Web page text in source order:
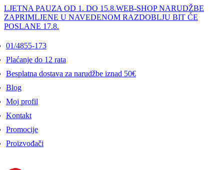
LJETNA PAUZA OD 1. DO 15.8.WEB-SHOP NARUDŽBE
ZAPRIMLJENE U NAVEDENOM RAZDOBLJU BIT ĆE
POSLANE 17.8.
01/4855-173
Plaćanje do 12 rata
Besplatna dostava za narudžbe iznad 50€
Blog
Moj profil
Kontakt
Promocije
Proizvođači